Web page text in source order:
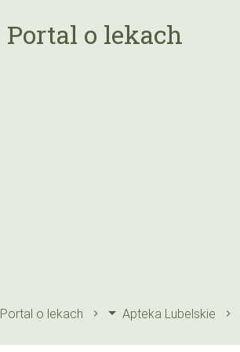
Portal o lekach
Portal o lekach Apteka Lubelskie